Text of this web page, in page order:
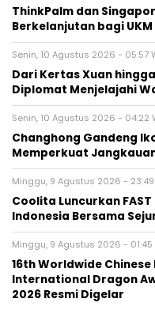
ThinkPalm dan
Berkelanjutan bagi
Senin, 10 Agustus 2026 - 05:57
Dari Kertas Xuan
Diplomat Menjelajahi
Senin, 10 Agustus 2026 - 04:22
Changhong Gandeng
Memperkuat
Minggu, 9 Agustus 2026 - 23:49
Coolita Luncurkan
Indonesia Bersama
Minggu, 9 Agustus 2026 - 01:45
16th Worldwide
International Dragon
2026 Resmi Digelar